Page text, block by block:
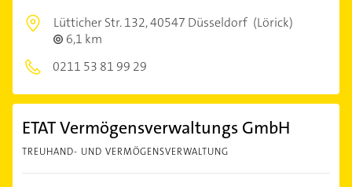
Lütticher Str. 132,40547 Düsseldorf (Lörick)
6,1 km
0211 53 81 99 29
ETAT Vermögensverwaltungs GmbH
TREUHAND- UND VERMÖGENSVERWALTUNG